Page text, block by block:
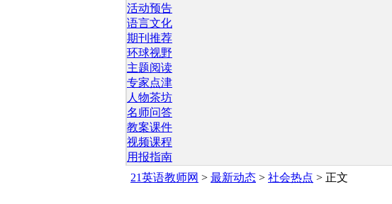
活动预告
语言文化
期刊推荐
环球视野
主题阅读
专家点津
人物茶坊
名师问答
教案课件
视频课程
用报指南
21英语教师网 > 最新动态 > 社会热点 > 正文